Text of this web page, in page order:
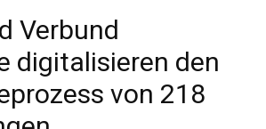
Verbund
digitalisieren den
von 218